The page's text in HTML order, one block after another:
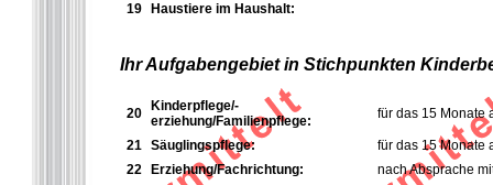
19 Haustiere im Haushalt:
Ihr Aufgabengebiet in Stichpunkten
20
Kinderpflege/-
erziehung/Familienpflege:
für das 15 Monate
21 Säuglingspflege:
für das 15 Monate
22
Erziehung/Fachrichtung:
nach Absprache